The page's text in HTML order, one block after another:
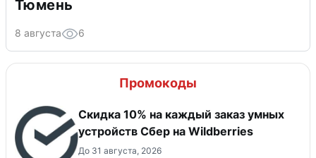
Тюмень
8 августа 6
Промокоды
Скидка 10% на каждый заказ умных
устройств Сбер на Wildberries
До 31 августа, 2026